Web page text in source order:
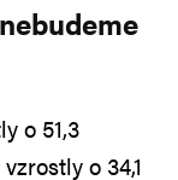
o 51,3
o 34,1